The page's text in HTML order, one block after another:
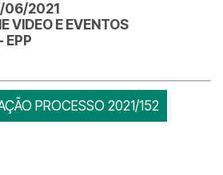
06/2021
VIDEO E EVENTOS
EPP
PROCESSO 2021/152